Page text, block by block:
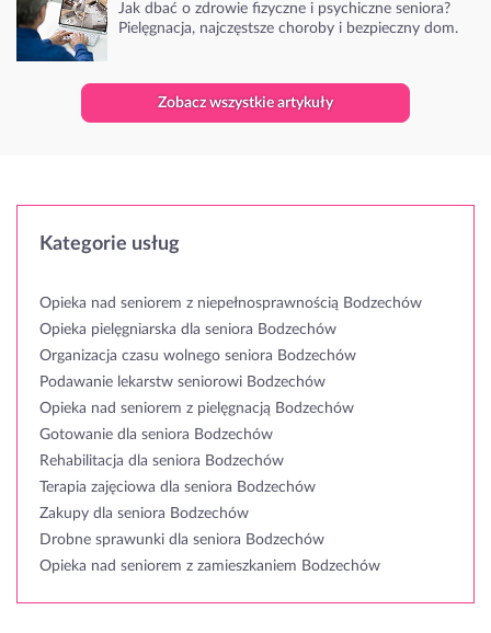
Jak dbać o zdrowie fizyczne i psychiczne seniora?
Pielęgnacja, najczęstsze choroby i bezpieczny dom.
Zobacz wszystkie artykuły
Kategorie usług
Opieka nad seniorem z niepełnosprawnością Bodzechów
Opieka pielęgniarska dla seniora Bodzechów
Organizacja czasu wolnego seniora Bodzechów
Podawanie lekarstw seniorowi Bodzechów
Opieka nad seniorem z pielęgnacją Bodzechów
Gotowanie dla seniora Bodzechów
Rehabilitacja dla seniora Bodzechów
Terapia zajęciowa dla seniora Bodzechów
Zakupy dla seniora Bodzechów
Drobne sprawunki dla seniora Bodzechów
Opieka nad seniorem z zamieszkaniem Bodzechów